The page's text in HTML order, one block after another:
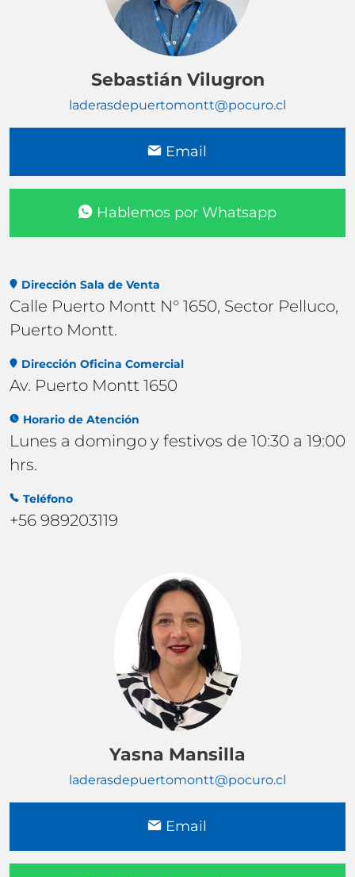
Dirección Sala de Venta
Calle Puerto Montt N° 1650, Sector Pelluco,
Puerto Montt.
Dirección Oficina Comercial
Av. Puerto Montt 1650
Horario de Atención
Lunes a domingo y festivos de 10:30 a 19:00
hrs.
Teléfono
+56 989203119
Sebastián Vilugron
laderasdepuertomontt@pocuro.cl
Email
Hablemos por Whatsapp
Yasna Mansilla
laderasdepuertomontt@pocuro.cl
Email